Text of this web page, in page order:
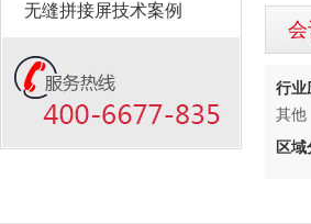
无缝拼接屏技术案例
行业
其他
区域